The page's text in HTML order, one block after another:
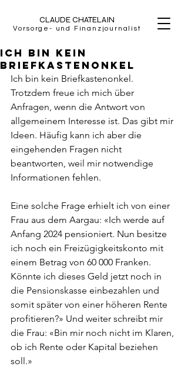
CLAUDE CHATELAIN
Vorsorge- und Finanzjournalist
Ich bin kein
Briefkastenonkel
Ich bin kein Briefkastenonkel.
Trotzdem freue ich mich über
Anfragen, wenn die Antwort von
allgemeinem Interesse ist. Das gibt mir
Ideen. Häufig kann ich aber die
eingehenden Fragen nicht
beantworten, weil mir notwendige
Informationen fehlen.
Eine solche Frage erhielt ich von einer
Frau aus dem Aargau: «Ich werde auf
Anfang 2024 pensioniert. Nun besitze
ich noch ein Freizügigkeitskonto mit
einem Betrag von 60 000 Franken.
Könnte ich dieses Geld jetzt noch in
die Pensionskasse einbezahlen und
somit später von einer höheren Rente
profitieren?» Und weiter schreibt mir
die Frau: «Bin mir noch nicht im Klaren,
ob ich Rente oder Kapital beziehen
soll.»